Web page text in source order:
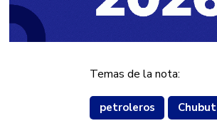
Temas de la nota:
petroleros Chubut